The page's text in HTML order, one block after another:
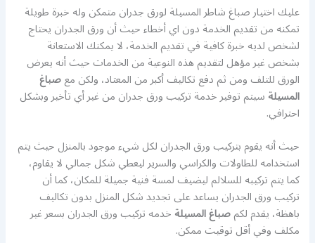
عليك اختيار صباغ شاطر المسيلة لورق جدران متمكن وله خبرة طويلة
تمكنه من تقديم الخدمة دون اي أخطاء حيث أن ورق الجدران يحتاج
لشخص لديه خبرة كافية في تقديم الخدمة، لا يمكنك الاستعانة
بشخص غير مؤهل لتقديم هذه النوعية من الخدمات حيث أنه يعرض
الورق للتلف ومن ثم دفع تكاليف أكبر من المعتاد، ولكن معصباغ
المسيلةسيتم توفير خدمة تركيب ورق جدران من غير أي تأخير وبشكل
احترافي.
حيث أنه يقوم بتركيب ورق الجدران لكل شيء موجود بالمنزل حيث يتم
استخدامه للطاولات والكراسي والسرير ليعطي شكل جمالي لا يقاوم،
كما يتم تركيبه للسلالم ليضيف لمسة فنية جميلة للمكان، كما أن
تركيب ورق الجدران يساعد على تجديد شكل المنزل بدون تكاليف
باهظة، يقدم لكمصباغ المسيلةخدمه تركيب ورق الجدران بسعر غير
مكلف وفي أقل توقيت ممكن.